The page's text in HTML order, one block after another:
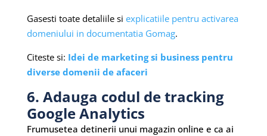
Gasesti toate detaliile si explicatiile pentru activarea
domeniului in documentatia Gomag.
Citeste si: Idei de marketing si business pentru
diverse domenii de afaceri
6. Adauga codul de tracking
Google Analytics
Frumusetea detinerii unui magazin online e ca ai